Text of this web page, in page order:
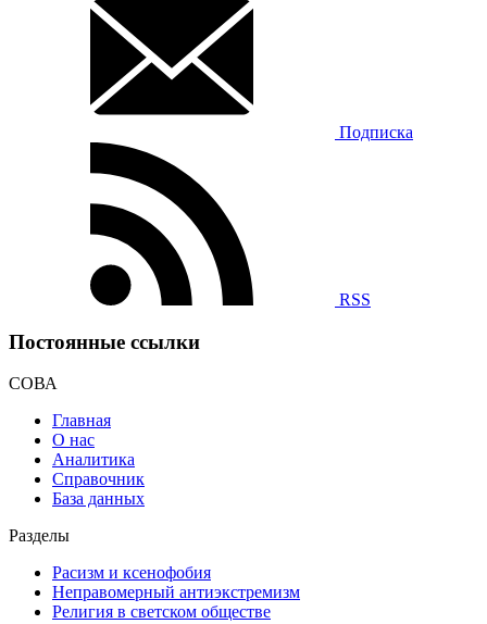
Подписка
RSS
Постоянные ссылки
СОВА
Главная
О нас
Аналитика
Справочник
База данных
Разделы
Расизм и ксенофобия
Неправомерный антиэкстремизм
Религия в светском обществе